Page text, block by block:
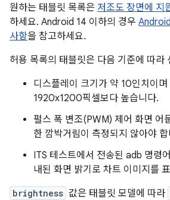
원하는 태블릿 목록은 저조도 장면에 지
하세요. Android 14 이하의 경우
사항을 참고하세요.
허용 목록의 태블릿은 다음 기준에 따라
디스플레이 크기가 약 10인치이
1920x1200픽셀보다 높습니다.
펄스 폭 변조(PWM) 제어 화면 어
한 깜박거림이 측정되지 않아야
ITS 테스트에서 전송된 adb 명령
내된 화면 밝기로 차트 이미지를
brightness 값은 태블릿 모델에 따라